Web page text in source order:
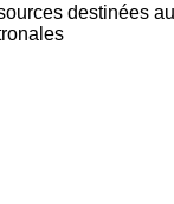
destinées